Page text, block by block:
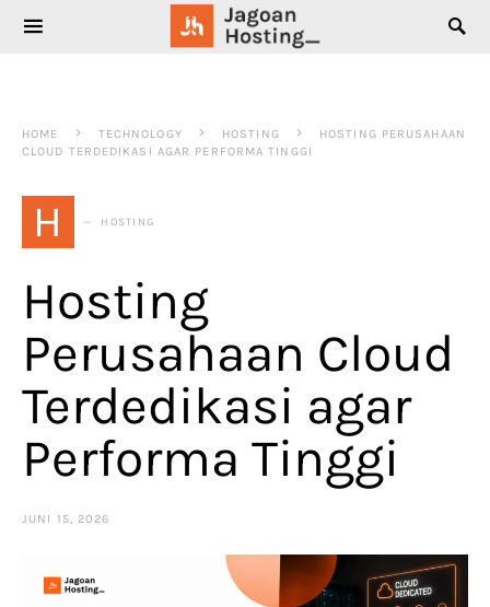
SEARCH FOR:
HOME TECHNOLOGY HOSTING
HOSTING PERUSAHAAN
CLOUD TERDEDIKASI AGAR PERFORMA TINGGI
H HOSTING
Hosting
Perusahaan Cloud
Terdedikasi agar
Performa Tinggi
JUNI 15, 2026